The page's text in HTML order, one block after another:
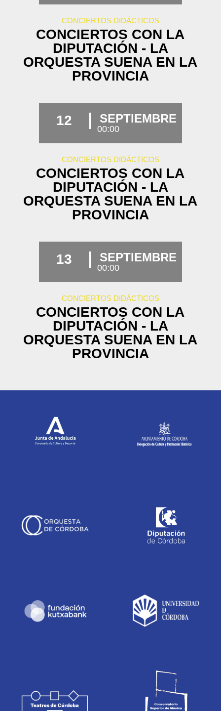
CONCIERTOS DIDÁCTICOS
CONCIERTOS CON LA
DIPUTACIÓN - LA
ORQUESTA SUENA EN LA
PROVINCIA
12 SEPTIEMBRE
00:00
CONCIERTOS DIDÁCTICOS
CONCIERTOS CON LA
DIPUTACIÓN - LA
ORQUESTA SUENA EN LA
PROVINCIA
13 SEPTIEMBRE
00:00
CONCIERTOS DIDÁCTICOS
CONCIERTOS CON LA
DIPUTACIÓN - LA
ORQUESTA SUENA EN LA
PROVINCIA